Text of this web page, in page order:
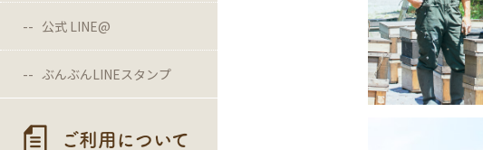
公式 LINE@
ぶんぶんLINEスタンプ
ご利用について